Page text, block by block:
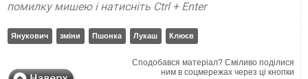
помилку мишею і натисніть Ctrl + Enter
Янукович зміни Пшонка Лукаш Клюєв
Сподобався матеріал? Сміливо поділися
ним в соцмережах через ці кнопки